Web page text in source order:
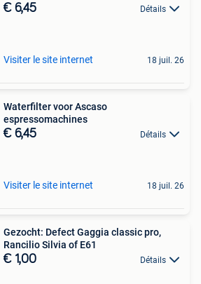
€ 6,45 Détails
Visiter le site internet 18 juil. 26
Waterfilter voor Ascaso
espressomachines
€ 6,45 Détails
Visiter le site internet 18 juil. 26
Gezocht: Defect Gaggia classic pro,
Rancilio Silvia of E61
€ 1,00 Détails